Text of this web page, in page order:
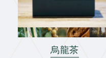
烏龍茶